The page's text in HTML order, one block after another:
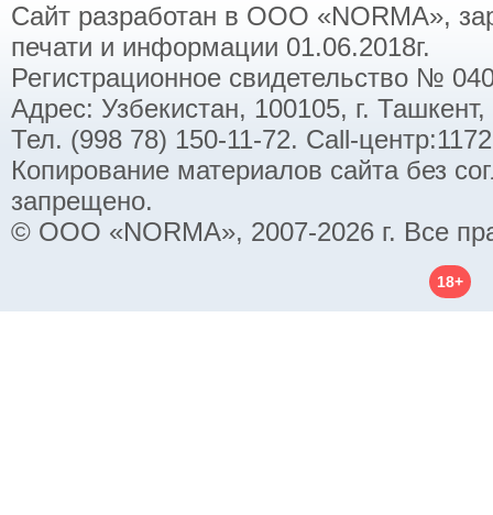
Сайт разработан в ООО «NORMA»,
печати и информации 01.06.2018г.
Регистрационное свидетельство №
Адрес: Узбекистан, 100105, г.
Тел. (998 78) 150-11-72. Call-
Копирование материалов сайта без
запрещено.
© ООО «NORMA», 2007-2026 г. Все
18+